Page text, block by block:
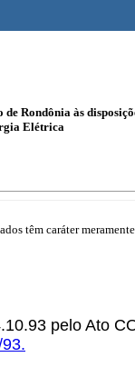
de Rondônia às
Elétrica
têm caráter
pelo Ato